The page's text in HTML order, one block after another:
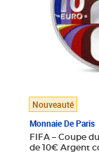
Nouveauté
Monnaie De Paris
FIFA – Coupe
de 10€ Argent